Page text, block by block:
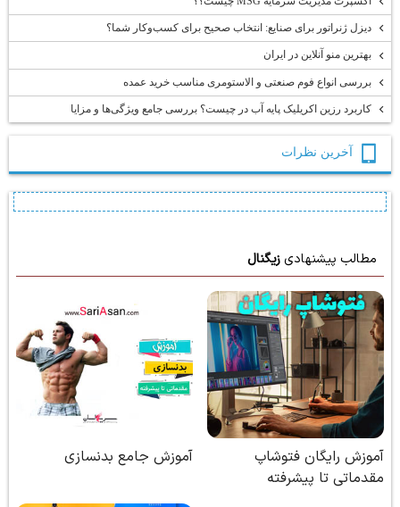
دیزل ژنراتور برای صنایع: انتخاب صحیح برای کسب‌وکار شما؟
بهترین منو آنلاین در ایران
بررسی انواع فوم صنعتی و الاستومری مناسب خرید عمده
کاربرد رزین اکریلیک پایه آب در چیست؟ بررسی جامع ویژگی‌ها و مزایا
آخرين نظرات